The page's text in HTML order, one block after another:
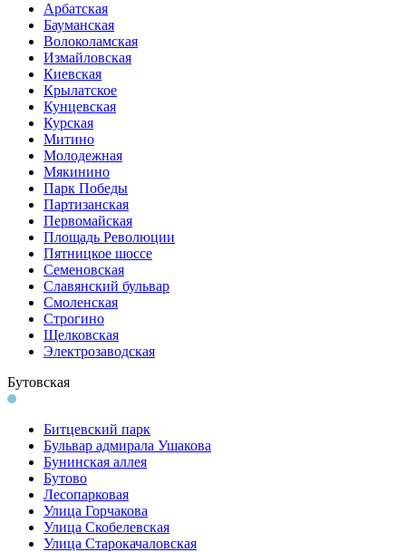
Арбатская
Бауманская
Волоколамская
Измайловская
Киевская
Крылатское
Кунцевская
Курская
Митино
Молодежная
Мякинино
Парк Победы
Партизанская
Первомайская
Площадь Революции
Пятницкое шоссе
Семеновская
Славянский бульвар
Смоленская
Строгино
Щелковская
Электро­заводская
Бутовская
Битцевский парк
Бульвар адмирала Ушакова
Бунинская аллея
Бутово
Лесопарковая
Улица Горчакова
Улица Скобелевская
Улица Старокача­ловская